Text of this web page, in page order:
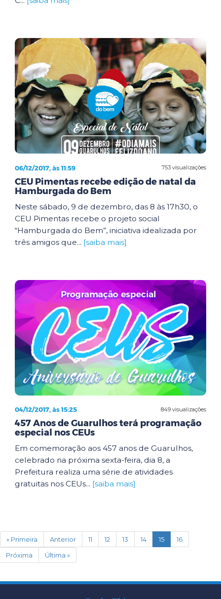
753 visualizações
06/12/2017, às 11:59
CEU Pimentas recebe edição de natal da
Hamburgada do Bem
Neste sábado, 9 de dezembro, das 8 às 17h30, o
CEU Pimentas recebe o projeto social
“Hamburgada do Bem”, iniciativa idealizada por
três amigos que... [saiba mais]
849 visualizações
04/12/2017, às 15:25
457 Anos de Guarulhos terá programação
especial nos CEUs
Em comemoração aos 457 anos de Guarulhos,
celebrado na próxima sexta-feira, dia 8, a
Prefeitura realiza uma série de atividades
gratuitas nos CEUs... [saiba mais]
« Primeira Anterior 11 12 13 14 15(current)
16
Próxima
Última »